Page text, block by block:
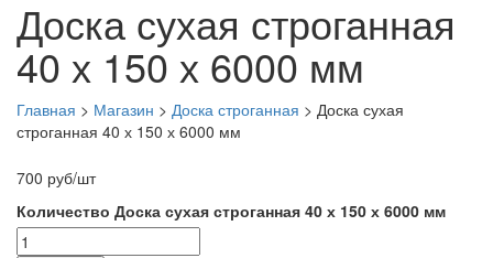
Доска сухая строганная
40 х 150 х 6000 мм
Главная > Магазин > Доска строганная > Доска сухая
строганная 40 х 150 х 6000 мм
700 руб/шт
Количество Доска сухая строганная 40 х 150 х 6000 мм